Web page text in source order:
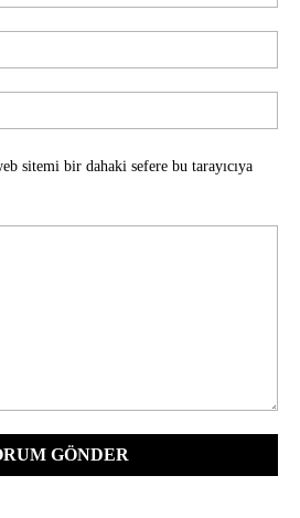
sitemi bir dahaki sefere bu tarayıcıya